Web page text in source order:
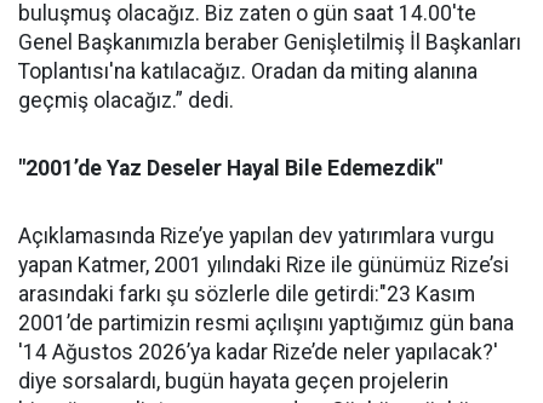
buluşmuş olacağız. Biz zaten o gün saat 14.00'te
Genel Başkanımızla beraber Genişletilmiş İl Başkanları
Toplantısı'na katılacağız. Oradan da miting alanına
geçmiş olacağız.” dedi.
"2001’de Yaz Deseler Hayal Bile Edemezdik"
Açıklamasında Rize’ye yapılan dev yatırımlara vurgu
yapan Katmer, 2001 yılındaki Rize ile günümüz Rize’si
arasındaki farkı şu sözlerle dile getirdi:"23 Kasım
2001’de partimizin resmi açılışını yaptığımız gün bana
'14 Ağustos 2026’ya kadar Rize’de neler yapılacak?'
diye sorsalardı, bugün hayata geçen projelerin